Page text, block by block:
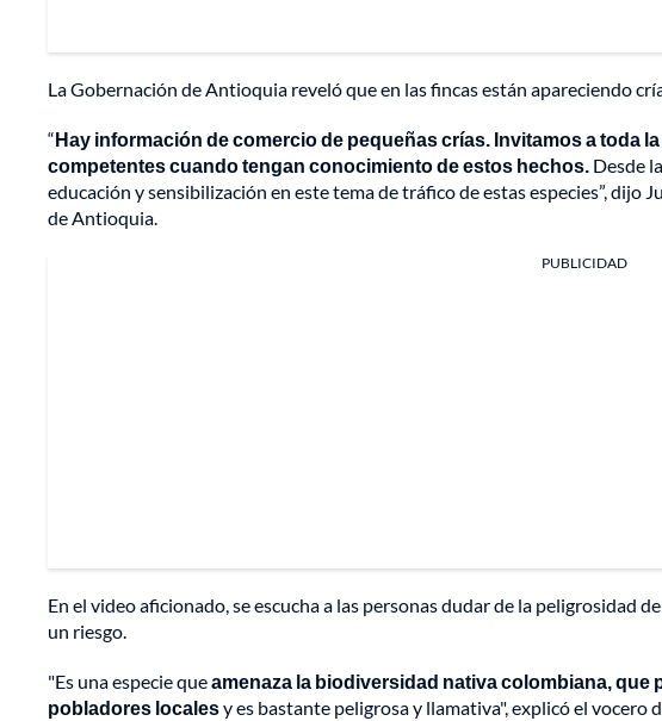
La Gobernación de Antioquia reveló que en las fincas están apareciendo
“Hay información de comercio de pequeñas crías. Invitamos a toda
competentes cuando tengan conocimiento de estos hechos. Desde
educación y sensibilización en este tema de tráfico de estas especies”,
de Antioquia.
PUBLICIDAD
En el video aficionado, se escucha a las personas dudar de la peligrosidad
un riesgo.
"Es una especie queamenaza la biodiversidad nativa colombiana, que
pobladores localesy es bastante peligrosa y llamativa", explicó el vocero